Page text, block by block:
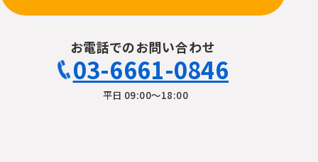
お電話でのお問い合わせ
03-6661-0846
平日 09:00〜18:00